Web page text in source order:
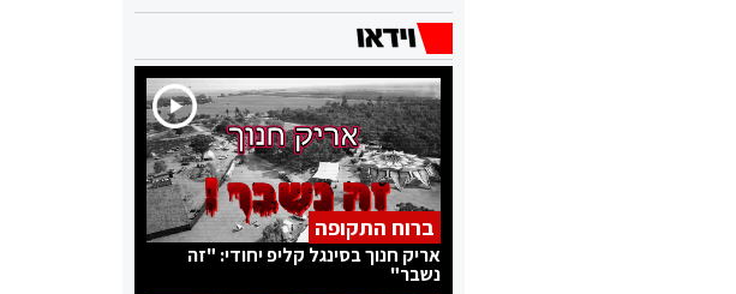
ברוח התקופה
אריק חנוך בסינגל קליפ יחודי: "זה
נשבר"